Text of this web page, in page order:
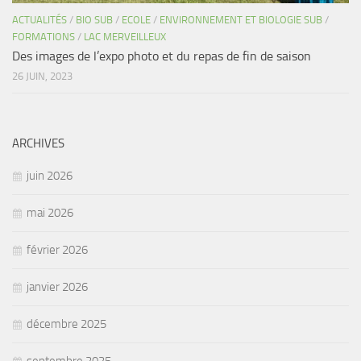
ACTUALITÉS / BIO SUB / ECOLE / ENVIRONNEMENT ET BIOLOGIE SUB /
FORMATIONS / LAC MERVEILLEUX
Des images de l’expo photo et du repas de fin de saison
26 JUIN, 2023
ARCHIVES
juin 2026
mai 2026
février 2026
janvier 2026
décembre 2025